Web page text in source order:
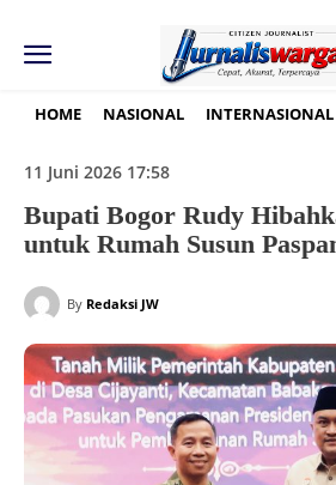
HOME NASIONAL INTERNASIONAL
11 Juni 2026 17:58
Bupati Bogor Rudy
untuk Rumah Susun
By Redaksi JW